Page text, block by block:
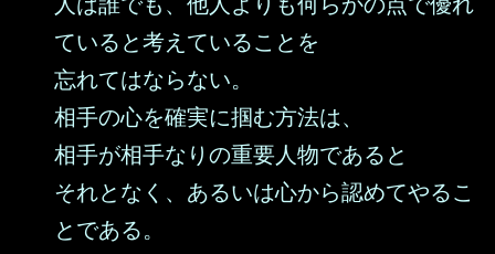
ていると考えていることを
忘れてはならない。
相手の心を確実に掴む方法は、
相手が相手なりの重要人物であると
それとなく、あるいは心から認めてやるこ
とである。